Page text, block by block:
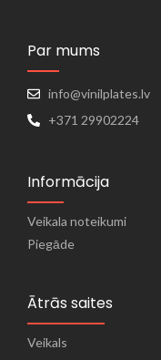
Par mums
info@vinilplates.lv
+371 29902224
Informācija
Veikala noteikumi
Piegāde
Ātrās saites
Veikals